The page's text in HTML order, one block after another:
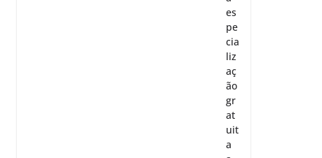
es
pe
cia
liz
aç
ão
gr
at
uit
a